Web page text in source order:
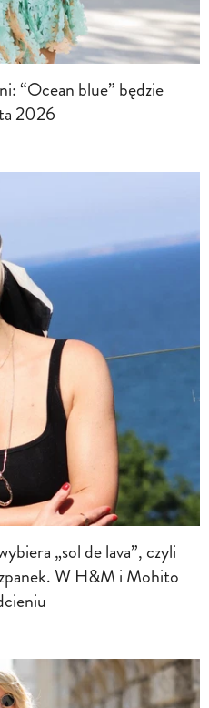
“Ocean blue” będzie
2026
„sol de lava”, czyli
W H&M i Mohito